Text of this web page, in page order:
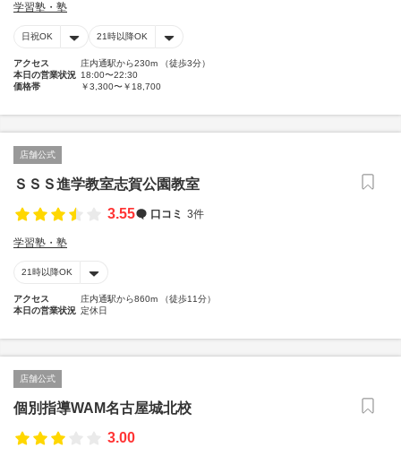
学習塾・塾
日祝OK 21時以降OK
アクセス
庄内通駅から230m （徒歩3分）
本日の営業状況 18:00〜22:30
価格帯
￥3,300〜￥18,700
店舗公式
ＳＳＳ進学教室志賀公園教室
3.55
口コミ 3件
学習塾・塾
21時以降OK
アクセス
庄内通駅から860m （徒歩11分）
本日の営業状況 定休日
店舗公式
個別指導WAM名古屋城北校
3.00